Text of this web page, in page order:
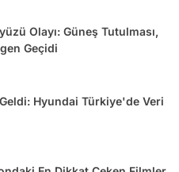
Olayı: Güneş Tutulması,
Geçidi
Hyundai Türkiye'de Veri